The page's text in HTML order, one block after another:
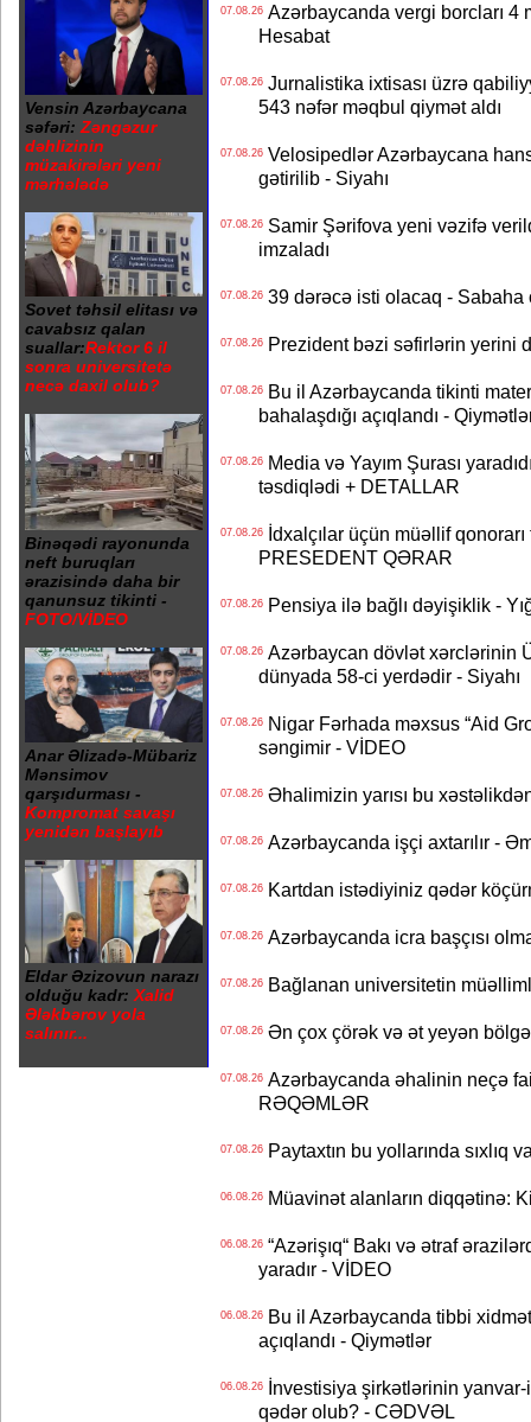
Vensin Azərbaycana
səfəri: Zəngəzur
dəhlizinin
müzakirələri yeni
mərhələdə
Sovet təhsil elitası və
cavabsız qalan
suallar:Rektor 6 il
sonra universitetə
necə daxil olub?
Binəqədi rayonunda
neft buruqları
ərazisində daha bir
qanunsuz tikinti -
FOTO/VİDEO
Anar Əlizadə-Mübariz
Mənsimov
qarşıdurması -
Kompromat savaşı
yenidən başlayıb
Eldar Əzizovun narazı
olduğu kadr: Xalid
Ələkbərov yola
salınır...
07.08.26Azərbaycanda vergi borcları 4
Hesabat
07.08.26Jurnalistika ixtisası üzrə
543 nəfər məqbul qiymət aldı
07.08.26Velosipedlər Azərbaycana
gətirilib - Siyahı
07.08.26Samir Şərifova yeni vəzifə
imzaladı
07.08.2639 dərəcə isti olacaq - Sabaha
07.08.26Prezident bəzi səfirlərin yerini
07.08.26Bu il Azərbaycanda tikinti
bahalaşdığı açıqlandı -
07.08.26Media və Yayım Şurası
təsdiqlədi + DETALLAR
07.08.26İdxalçılar üçün müəllif
PRESEDENT QƏRAR
07.08.26Pensiya ilə bağlı dəyişiklik -
07.08.26Azərbaycan dövlət xərclərinin
dünyada 58-ci yerdədir - Siyahı
07.08.26Nigar Fərhada məxsus “Aid
səngimir - VİDEO
07.08.26Əhalimizin yarısı bu
07.08.26Azərbaycanda işçi axtarılır -
07.08.26Kartdan istədiyiniz qədər
07.08.26Azərbaycanda icra başçısı
07.08.26Bağlanan universitetin
07.08.26Ən çox çörək və ət yeyən
07.08.26Azərbaycanda əhalinin neçə
RƏQƏMLƏR
07.08.26Paytaxtın bu yollarında sıxlıq
06.08.26Müavinət alanların diqqətinə:
06.08.26“Azərişıq“ Bakı və ətraf
yaradır - VİDEO
06.08.26Bu il Azərbaycanda tibbi
açıqlandı - Qiymətlər
06.08.26İnvestisiya şirkətlərinin yanvar-
qədər olub? - CƏDVƏL